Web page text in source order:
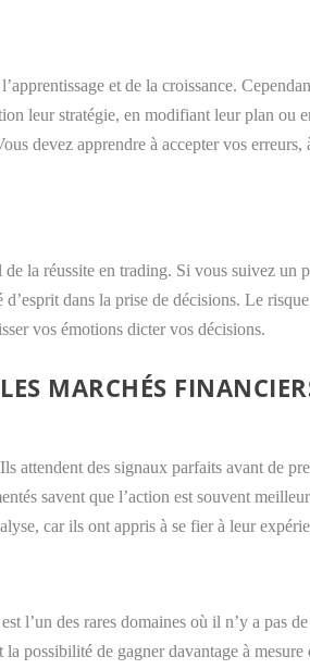
et de la croissance.
leur stratégie, en modifiant leur plan ou
devez apprendre à accepter vos
de la réussite en trading. Si vous suivez
dans la prise de décisions. Le
vos émotions dicter vos décisions.
MARCHÉS
attendent des signaux parfaits avant de
savent que l’action est souvent
car ils ont appris à se fier à leur
l’un des rares domaines où il n’y a pas
possibilité de gagner davantage à